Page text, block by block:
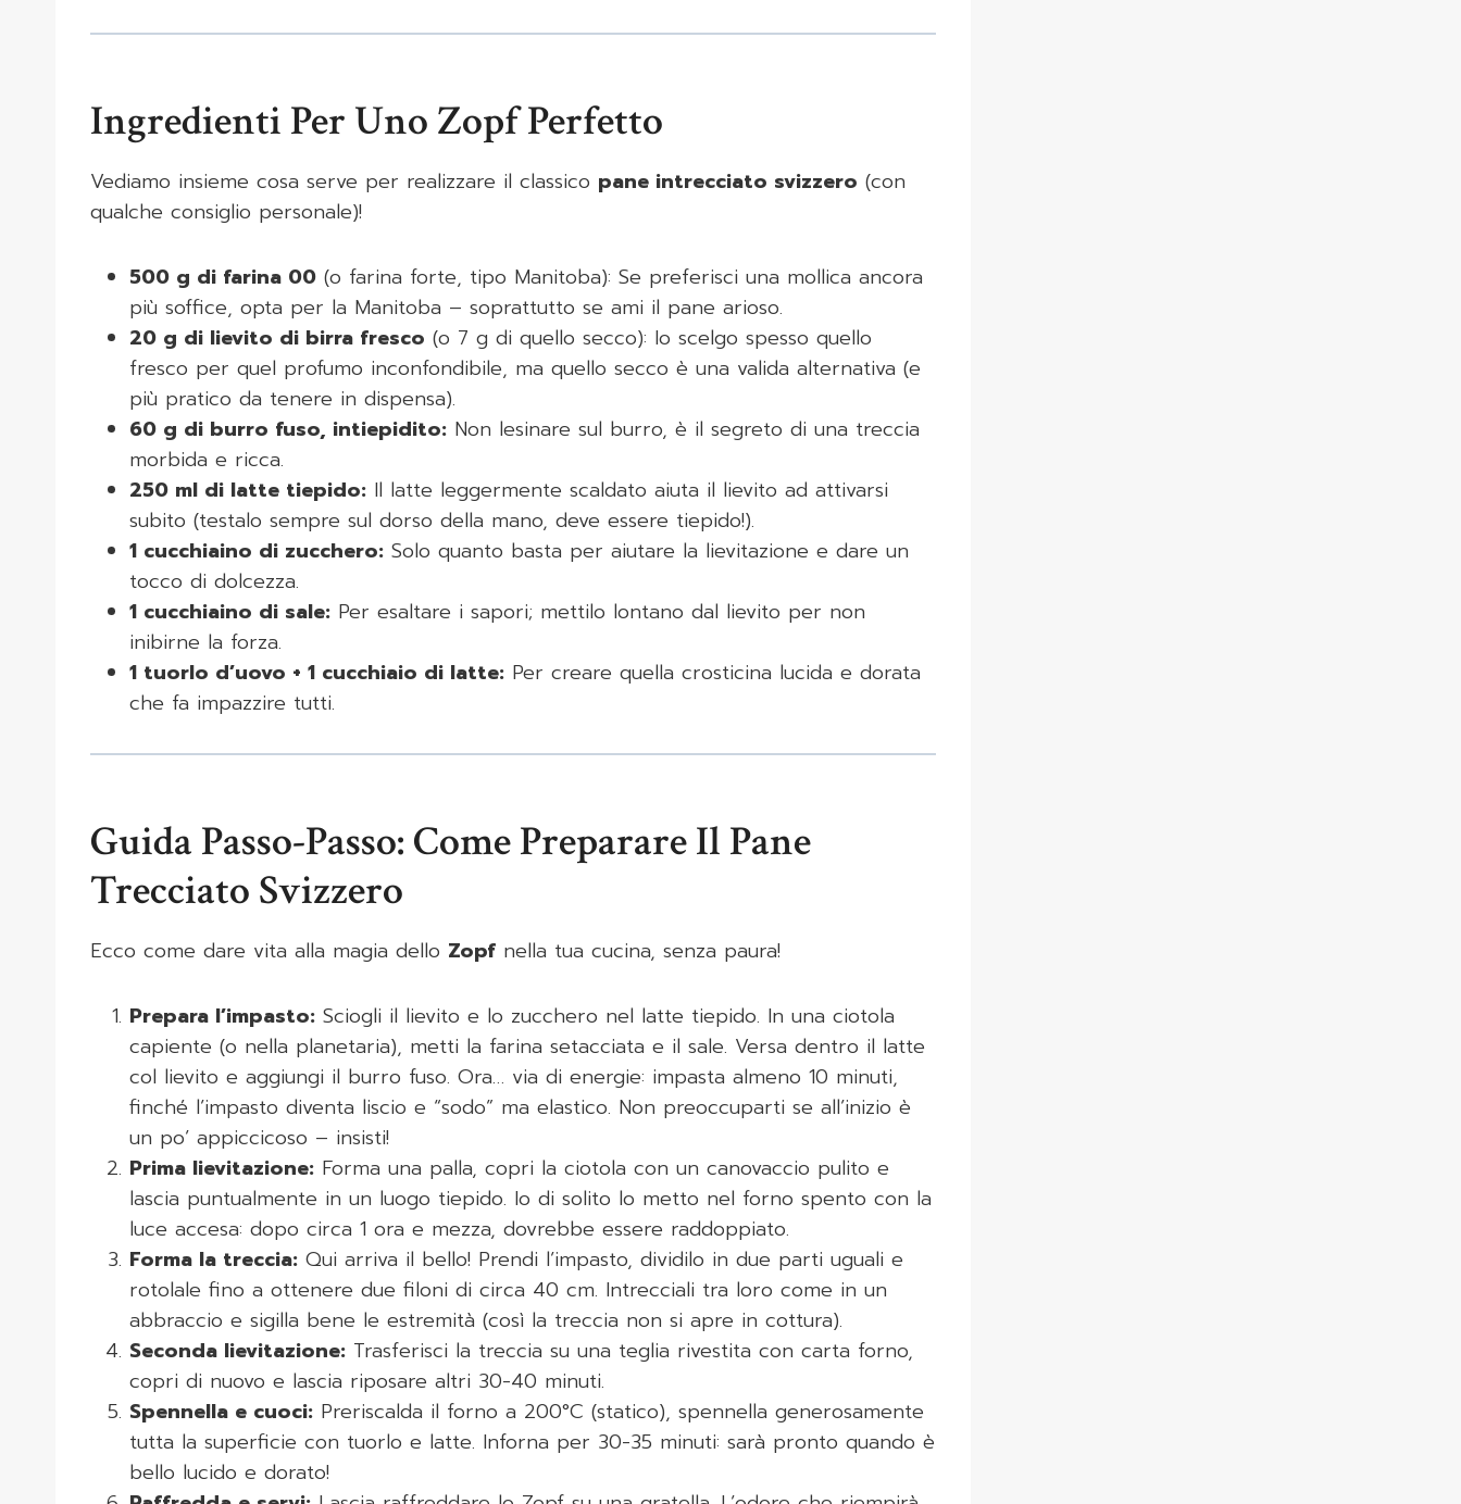
Ingredienti Per Uno Zopf Perfetto
Vediamo insieme cosa serve per realizzare il classico pane intrecciato svizzero (con
qualche consiglio personale)!
500 g di farina 00 (o farina forte, tipo Manitoba): Se preferisci una mollica ancora
più soffice, opta per la Manitoba – soprattutto se ami il pane arioso.
20 g di lievito di birra fresco (o 7 g di quello secco): Io scelgo spesso quello
fresco per quel profumo inconfondibile, ma quello secco è una valida alternativa (e
più pratico da tenere in dispensa).
60 g di burro fuso, intiepidito: Non lesinare sul burro, è il segreto di una treccia
morbida e ricca.
250 ml di latte tiepido: Il latte leggermente scaldato aiuta il lievito ad attivarsi
subito (testalo sempre sul dorso della mano, deve essere tiepido!).
1 cucchiaino di zucchero: Solo quanto basta per aiutare la lievitazione e dare un
tocco di dolcezza.
1 cucchiaino di sale: Per esaltare i sapori; mettilo lontano dal lievito per non
inibirne la forza.
1 tuorlo d’uovo + 1 cucchiaio di latte: Per creare quella crosticina lucida e dorata
che fa impazzire tutti.
Guida Passo-Passo: Come Preparare Il Pane
Trecciato Svizzero
Ecco come dare vita alla magia dello Zopf nella tua cucina, senza paura!
Prepara l’impasto: Sciogli il lievito e lo zucchero nel latte tiepido. In una ciotola
capiente (o nella planetaria), metti la farina setacciata e il sale. Versa dentro il latte
col lievito e aggiungi il burro fuso. Ora… via di energie: impasta almeno 10 minuti,
finché l’impasto diventa liscio e “sodo” ma elastico. Non preoccuparti se all’inizio è
un po’ appiccicoso – insisti!
Prima lievitazione: Forma una palla, copri la ciotola con un canovaccio pulito e
lascia puntualmente in un luogo tiepido. Io di solito lo metto nel forno spento con la
luce accesa: dopo circa 1 ora e mezza, dovrebbe essere raddoppiato.
Forma la treccia: Qui arriva il bello! Prendi l’impasto, dividilo in due parti uguali e
rotolale fino a ottenere due filoni di circa 40 cm. Intrecciali tra loro come in un
abbraccio e sigilla bene le estremità (così la treccia non si apre in cottura).
Seconda lievitazione: Trasferisci la treccia su una teglia rivestita con carta forno,
copri di nuovo e lascia riposare altri 30-40 minuti.
Spennella e cuoci: Preriscalda il forno a 200°C (statico), spennella generosamente
tutta la superficie con tuorlo e latte. Inforna per 30-35 minuti: sarà pronto quando è
bello lucido e dorato!